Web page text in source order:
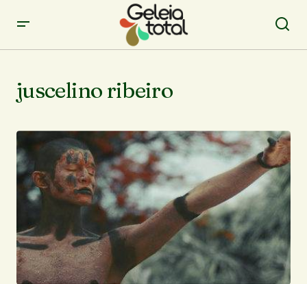
juscelino ribeiro